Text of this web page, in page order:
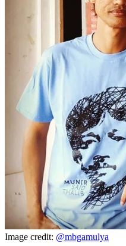
Image credit: @mbgamulya